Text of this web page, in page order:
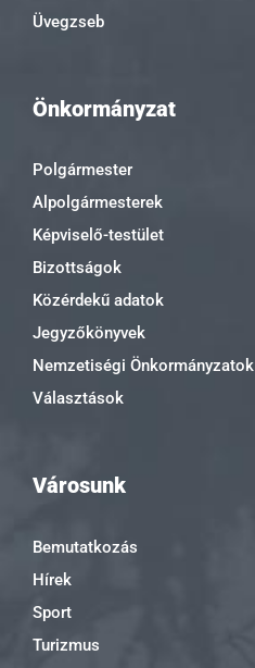
Üvegzseb
Önkormányzat
Polgármester
Alpolgármesterek
Képviselő-testület
Bizottságok
Közérdekű adatok
Jegyzőkönyvek
Nemzetiségi Önkormányzatok
Választások
Városunk
Bemutatkozás
Hírek
Sport
Turizmus